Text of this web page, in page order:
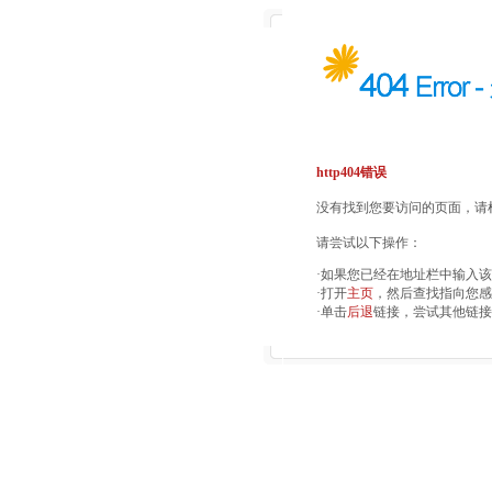
http404错误
没有找到您要访问的页面，
请尝试以下操作：
·如果您已经在地址栏中输入
·打开主页 ，然后查找指向您
·单击后退链接，尝试其他链